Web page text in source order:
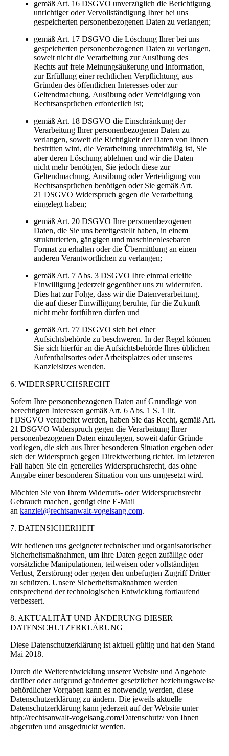
gemäß Art. 16 DSGVO unverzüglich die Berichtigung
unrichtiger oder Vervollständigung Ihrer bei uns
gespeicherten personenbezogenen Daten zu verlangen;
gemäß Art. 17 DSGVO die Löschung Ihrer bei uns
gespeicherten personenbezogenen Daten zu verlangen,
soweit nicht die Verarbeitung zur Ausübung des
Rechts auf freie Meinungsäußerung und Information,
zur Erfüllung einer rechtlichen Verpflichtung, aus
Gründen des öffentlichen Interesses oder zur
Geltendmachung, Ausübung oder Verteidigung von
Rechtsansprüchen erforderlich ist;
gemäß Art. 18 DSGVO die Einschränkung der
Verarbeitung Ihrer personenbezogenen Daten zu
verlangen, soweit die Richtigkeit der Daten von Ihnen
bestritten wird, die Verarbeitung unrechtmäßig ist, Sie
aber deren Löschung ablehnen und wir die Daten
nicht mehr benötigen, Sie jedoch diese zur
Geltendmachung, Ausübung oder Verteidigung von
Rechtsansprüchen benötigen oder Sie gemäß Art.
21 DSGVO Widerspruch gegen die Verarbeitung
eingelegt haben;
gemäß Art. 20 DSGVO Ihre personenbezogenen
Daten, die Sie uns bereitgestellt haben, in einem
strukturierten, gängigen und maschinenlesebaren
Format zu erhalten oder die Übermittlung an einen
anderen Verantwortlichen zu verlangen;
gemäß Art. 7 Abs. 3 DSGVO Ihre einmal erteilte
Einwilligung jederzeit gegenüber uns zu widerrufen.
Dies hat zur Folge, dass wir die Datenverarbeitung,
die auf dieser Einwilligung beruhte, für die Zukunft
nicht mehr fortführen dürfen und
gemäß Art. 77 DSGVO sich bei einer
Aufsichtsbehörde zu beschweren. In der Regel können
Sie sich hierfür an die Aufsichtsbehörde Ihres üblichen
Aufenthaltsortes oder Arbeitsplatzes oder unseres
Kanzleisitzes wenden.
6. WIDERSPRUCHSRECHT
Sofern Ihre personenbezogenen Daten auf Grundlage von
berechtigten Interessen gemäß Art. 6 Abs. 1 S. 1 lit.
f DSGVO verarbeitet werden, haben Sie das Recht, gemäß Art.
21 DSGVO Widerspruch gegen die Verarbeitung Ihrer
personenbezogenen Daten einzulegen, soweit dafür Gründe
vorliegen, die sich aus Ihrer besonderen Situation ergeben oder
sich der Widerspruch gegen Direktwerbung richtet. Im letzteren
Fall haben Sie ein generelles Widerspruchsrecht, das ohne
Angabe einer besonderen Situation von uns umgesetzt wird.
Möchten Sie von Ihrem Widerrufs- oder Widerspruchsrecht
Gebrauch machen, genügt eine E-Mail
an kanzlei@rechtsanwalt-vogelsang.com.
7. DATENSICHERHEIT
Wir bedienen uns geeigneter technischer und organisatorischer
Sicherheitsmaßnahmen, um Ihre Daten gegen zufällige oder
vorsätzliche Manipulationen, teilweisen oder vollständigen
Verlust, Zerstörung oder gegen den unbefugten Zugriff Dritter
zu schützen. Unsere Sicherheitsmaßnahmen werden
entsprechend der technologischen Entwicklung fortlaufend
verbessert.
8. AKTUALITÄT UND ÄNDERUNG DIESER
DATENSCHUTZERKLÄRUNG
Diese Datenschutzerklärung ist aktuell gültig und hat den Stand
Mai 2018.
Durch die Weiterentwicklung unserer Website und Angebote
darüber oder aufgrund geänderter gesetzlicher beziehungsweise
behördlicher Vorgaben kann es notwendig werden, diese
Datenschutzerklärung zu ändern. Die jeweils aktuelle
Datenschutzerklärung kann jederzeit auf der Website unter
http://rechtsanwalt-vogelsang.com/Datenschutz/ von Ihnen
abgerufen und ausgedruckt werden.